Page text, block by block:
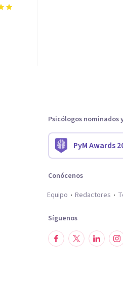
Psicólogos nominados
PyM Awards
Conócenos
Equipo
Redactores
Síguenos